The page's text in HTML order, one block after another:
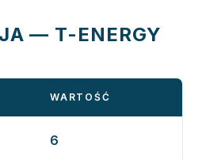
— T-ENERGY
WARTOŚĆ
6